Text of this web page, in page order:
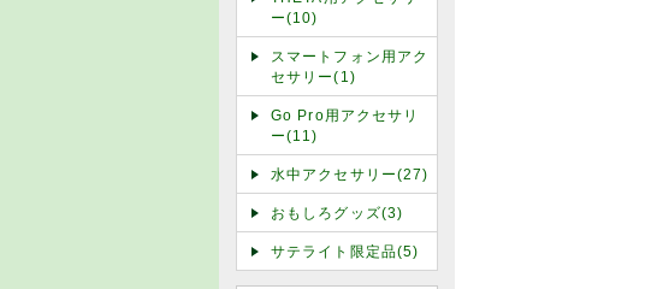
ー(10)
スマートフォン用アク
セサリー(1)
Go Pro用アクセサリ
ー(11)
水中アクセサリー(27)
おもしろグッズ(3)
サテライト限定品(5)